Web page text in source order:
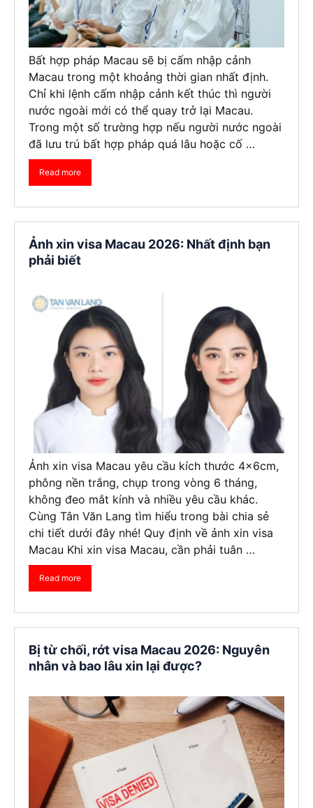
Bất hợp pháp Macau sẽ bị cấm nhập cảnh
Macau trong một khoảng thời gian nhất định.
Chỉ khi lệnh cấm nhập cảnh kết thúc thì người
nước ngoài mới có thể quay trở lại Macau.
Trong một số trường hợp nếu người nước ngoài
đã lưu trú bất hợp pháp quá lâu hoặc cố …
Read more
Ảnh xin visa Macau 2026: Nhất định bạn
phải biết
Ảnh xin visa Macau yêu cầu kích thước 4x6cm,
phông nền trắng, chụp trong vòng 6 tháng,
không đeo mắt kính và nhiều yêu cầu khác.
Cùng Tân Văn Lang tìm hiểu trong bài chia sẻ
chi tiết dưới đây nhé! Quy định về ảnh xin visa
Macau Khi xin visa Macau, cần phải tuân …
Read more
Bị từ chối, rớt visa Macau 2026: Nguyên
nhân và bao lâu xin lại được?